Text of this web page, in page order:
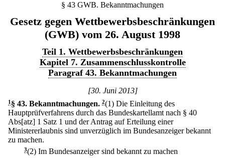
§ 43 GWB. Bekanntmachungen
Gesetz gegen Wettbewerbsbeschränkungen
(GWB) vom 26. August 1998
Teil 1. Wettbewerbsbeschränkungen
Kapitel 7. Zusammenschlusskontrolle
Paragraf 43. Bekanntmachungen
[30. Juni 2013]
1 § 43. Bekanntmachungen. 2(1) Die Einleitung des
Hauptprüfverfahrens durch das Bundeskartellamt nach § 40
Abs[atz] 1 Satz 1 und der Antrag auf Erteilung einer
Ministererlaubnis sind unverzüglich im Bundesanzeiger bekannt
zu machen.
3(2) Im Bundesanzeiger sind bekannt zu machen